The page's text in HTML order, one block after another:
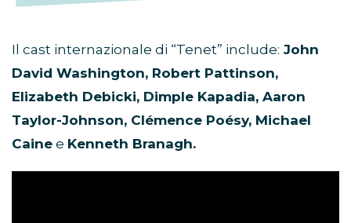
Il cast internazionale di “Tenet” include: John
David Washington, Robert Pattinson,
Elizabeth Debicki, Dimple Kapadia, Aaron
Taylor-Johnson, Clémence Poésy, Michael
Caine e Kenneth Branagh.